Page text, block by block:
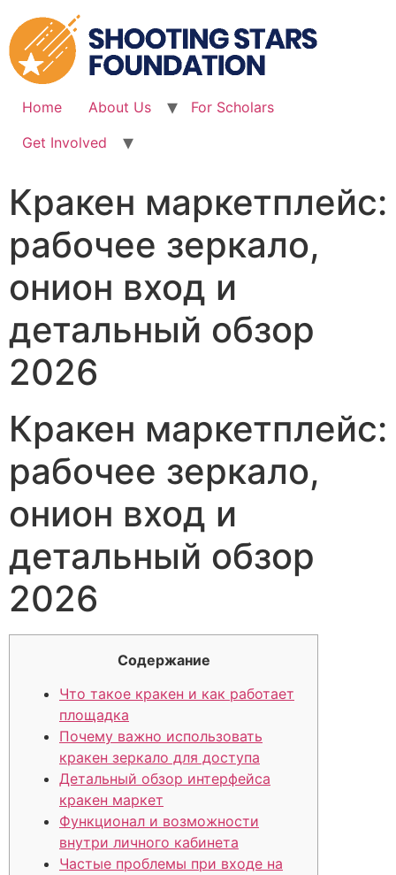
to
content
Home About Us
For Scholars
Get Involved
Кракен маркетплейс:
рабочее зеркало,
онион вход и
детальный обзор
2026
Кракен маркетплейс:
рабочее зеркало,
онион вход и
детальный обзор
2026
Содержание
Что такое кракен и как работает
площадка
Почему важно использовать
кракен зеркало для доступа
Детальный обзор интерфейса
кракен маркет
Функционал и возможности
внутри личного кабинета
Частые проблемы при входе на